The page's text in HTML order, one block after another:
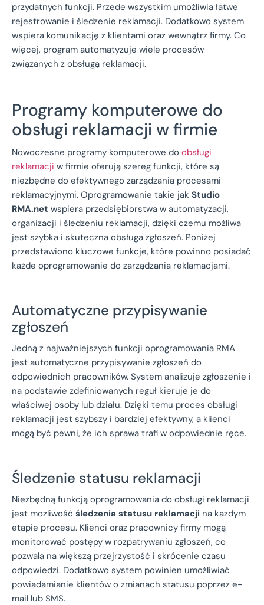
przydatnych funkcji. Przede wszystkim umożliwia łatwe
rejestrowanie i śledzenie reklamacji. Dodatkowo system
wspiera komunikację z klientami oraz wewnątrz firmy. Co
więcej, program automatyzuje wiele procesów
związanych z obsługą reklamacji.
Programy komputerowe do
obsługi reklamacji w firmie
Nowoczesne programy komputerowe do obsługi
reklamacji w firmie oferują szereg funkcji, które są
niezbędne do efektywnego zarządzania procesami
reklamacyjnymi. Oprogramowanie takie jak Studio
RMA.net wspiera przedsiębiorstwa w automatyzacji,
organizacji i śledzeniu reklamacji, dzięki czemu możliwa
jest szybka i skuteczna obsługa zgłoszeń. Poniżej
przedstawiono kluczowe funkcje, które powinno posiadać
każde oprogramowanie do zarządzania reklamacjami.
Automatyczne przypisywanie
zgłoszeń
Jedną z najważniejszych funkcji oprogramowania RMA
jest automatyczne przypisywanie zgłoszeń do
odpowiednich pracowników. System analizuje zgłoszenie i
na podstawie zdefiniowanych reguł kieruje je do
właściwej osoby lub działu. Dzięki temu proces obsługi
reklamacji jest szybszy i bardziej efektywny, a klienci
mogą być pewni, że ich sprawa trafi w odpowiednie ręce.
Śledzenie statusu reklamacji
Niezbędną funkcją oprogramowania do obsługi reklamacji
jest możliwość śledzenia statusu reklamacji na każdym
etapie procesu. Klienci oraz pracownicy firmy mogą
monitorować postępy w rozpatrywaniu zgłoszeń, co
pozwala na większą przejrzystość i skrócenie czasu
odpowiedzi. Dodatkowo system powinien umożliwiać
powiadamianie klientów o zmianach statusu poprzez e-
mail lub SMS.